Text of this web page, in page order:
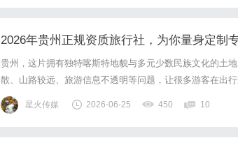
2026年贵州正规资质旅行社，为你量身定制
贵州，这片拥有独特喀斯特地貌与多元少数民族文化的土
散、山路较远、旅游信息不透明等问题，让很多游客在出
州旅游，选择一家正规靠谱的旅行社至关重要。今天，就
旅行社有限公司，同时也会将它与其他知名大厂旅行社进
星火传媒 2026-06-25 450 10